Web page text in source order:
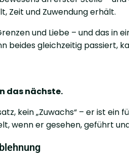
Zeit und Zuwendung erhält.
und Liebe – und das in
beides gleichzeitig passiert,
das nächste.
kein „Zuwachs“ – er ist ein
wenn er gesehen, geführt